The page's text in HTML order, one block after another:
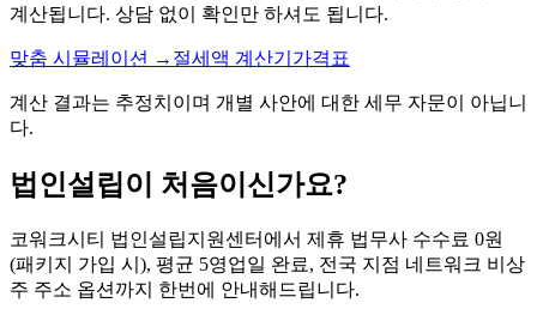
계산됩니다. 상담 없이 확인만 하셔도 됩니다.
맞춤 시뮬레이션 → 절세액 계산기 가격표
계산 결과는 추정치이며 개별 사안에 대한 세무 자문이 아닙니
다.
법인설립이 처음이신가요?
코워크시티 법인설립지원센터에서 제휴 법무사 수수료 0원
(패키지 가입 시), 평균 5영업일 완료, 전국 지점 네트워크 비상
주 주소 옵션까지 한번에 안내해드립니다.